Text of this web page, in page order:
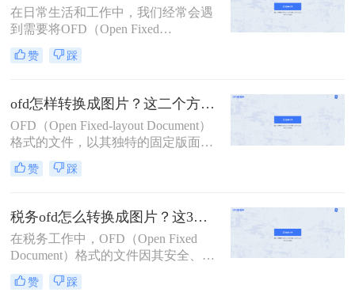
在日常生活和工作中，我们经常会遇
到需要将OFD（Open Fixed
Document）文件转换为图片格式的需
求，以便更好地进行查看、分享或存
式，具有固定版面、高保真等特点，
但在某些场景下，将其转换为图片格
式则更为方便。那么ofd怎么转换成图
片呢？以下是几种将OFD转换成图片
的实用方法。
赞 踩
ofd怎样转换成图片？这二个方法简单又实用！
OFD（Open Fixed-layout Document）
格式的文件，以其独特的固定版面特
性，广泛应用于电子公文、合同书等
正式场合。然而，在某些场景下，我
式，以便于查看、编辑或分享。那么
OFD怎样转换成图片呢？本文将介绍
二种将OFD转换为图片的方法，帮助
您轻松实现这一操作。
赞 踩
税务ofd怎么转换成图片？这3个方法简单又实用！
在税务工作中，OFD（Open Fixed
Document）格式的文件因其安全、规
范的特点被广泛应用。然而，在需要
将文件内容以图片形式分享、存档或
赞 踩